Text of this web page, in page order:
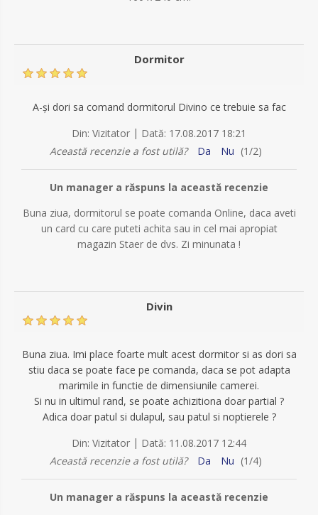
Dormitor
A-și dori sa comand dormitorul Divino ce trebuie sa fac
Din: Vizitator | Dată: 17.08.2017 18:21
Această recenzie a fost utilă?
Da Nu (1/2)
Un manager a răspuns la această recenzie
Buna ziua, dormitorul se poate comanda Online, daca aveti
un card cu care puteti achita sau in cel mai apropiat
magazin Staer de dvs. Zi minunata !
Divin
Buna ziua. Imi place foarte mult acest dormitor si as dori sa
stiu daca se poate face pe comanda, daca se pot adapta
marimile in functie de dimensiunile camerei.
Si nu in ultimul rand, se poate achizitiona doar partial ?
Adica doar patul si dulapul, sau patul si noptierele ?
Din: Vizitator | Dată: 11.08.2017 12:44
Această recenzie a fost utilă?
Da Nu (1/4)
Un manager a răspuns la această recenzie